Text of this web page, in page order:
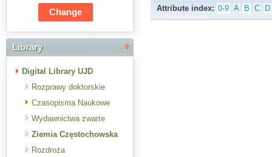
Library
Digital Library UJD
Rozprawy doktorskie
Czasopisma Naukowe
Wydawnictwa zwarte
Ziemia Częstochowska
Rozdroża
Attribute index: 0-9 A B C D